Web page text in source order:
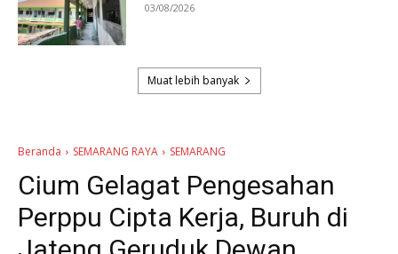
03/08/2026
Muat lebih banyak